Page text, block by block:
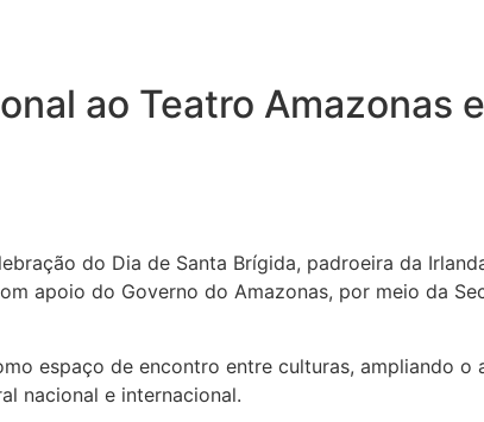
ao Teatro Amazonas
do Dia de Santa Brígida, padroeira da
apoio do Governo do Amazonas, por meio da
espaço de encontro entre culturas, ampliando o
nacional e internacional.